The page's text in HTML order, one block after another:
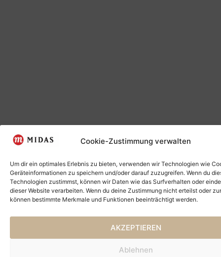
Cookie-Zustimmung verwalten
Um dir ein optimales Erlebnis zu bieten, verwenden wir Technologien wie
Geräteinformationen zu speichern und/oder darauf zuzugreifen. Wenn du
Technologien zustimmst, können wir Daten wie das Surfverhalten oder
dieser Website verarbeiten. Wenn du deine Zustimmung nicht erteilst oder
können bestimmte Merkmale und Funktionen beeinträchtigt werden.
AKZEPTIEREN
Ablehnen